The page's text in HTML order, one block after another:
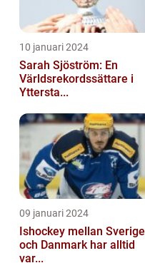
10 januari 2024
Sarah Sjöström: En
Världsrekordssättare i
Yttersta...
09 januari 2024
Ishockey mellan Sverige
och Danmark har alltid
var...